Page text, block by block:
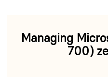
Managing
700)